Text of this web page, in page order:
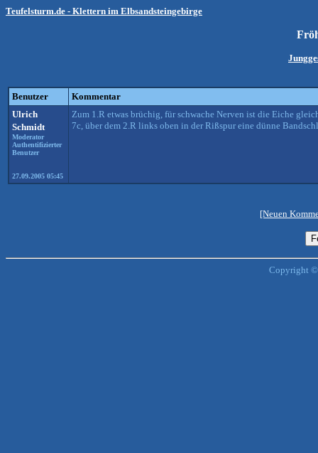
Teufelsturm.de - Klettern im Elbsandsteingebirge
Benutzer
Kommentar
Ulrich
Schmidt
Moderator
Authentifizierter
Benutzer
27.09.2005 05:45
Zum 1.R etwas brüchig, für schwache Nerven ist die Eiche
7c, über dem 2.R links oben in der Rißspur eine dünne
[Neuen
Copyright ©